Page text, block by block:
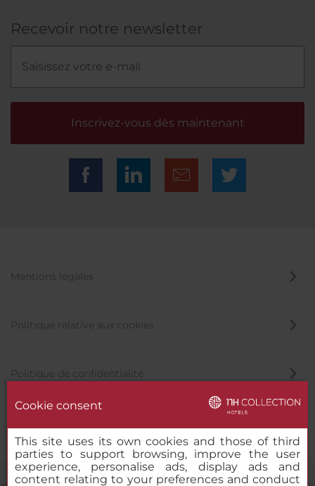
Recevoir notre newsletter
Inscrivez-vous dès maintenant
Mentions légales
Politique relative aux cookies
Politique de confidentialité
Cookie consent
This site uses its own cookies and those of third
parties to support browsing, improve the user
experience, personalise ads, display ads and
content relating to your preferences and conduct